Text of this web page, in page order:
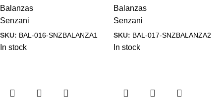
Balanzas
Senzani
SKU: BAL-016-SNZBALANZA1
In stock
Balanzas
Senzani
SKU: BAL-017-SNZBALANZA2
In stock